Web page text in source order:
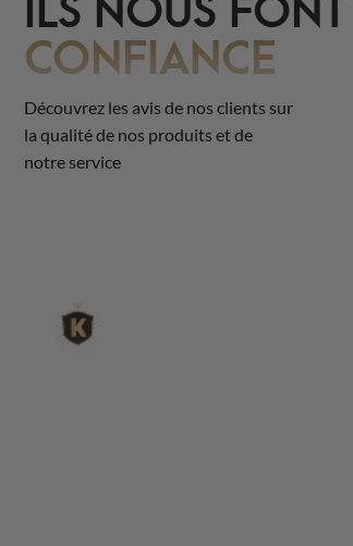
CONFIANCE
Découvrez les avis de nos clients sur
la qualité de nos produits et de
notre service